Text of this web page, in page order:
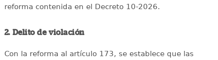
reforma contenida en el Decreto 10-2026.
2. Delito de violación
Con la reforma al artículo 173, se establece que las